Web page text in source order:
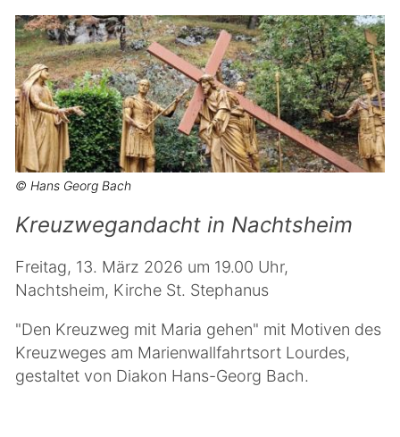
© Hans Georg Bach
Kreuzwegandacht in Nachtsheim
Freitag, 13. März 2026 um 19.00 Uhr,
Nachtsheim, Kirche St. Stephanus
"Den Kreuzweg mit Maria gehen" mit Motiven des
Kreuzweges am Marienwallfahrtsort Lourdes,
gestaltet von Diakon Hans-Georg Bach.